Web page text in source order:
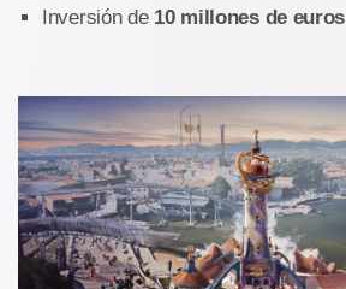
Inversión de 10 millones de euros